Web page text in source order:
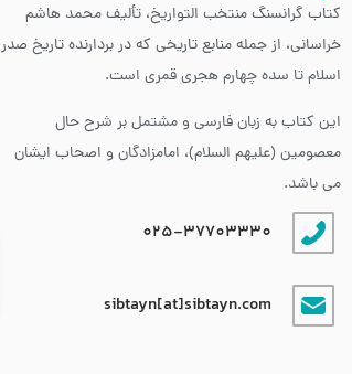
کتاب گرانسنگ منتخب التواريخ، تألیف محمد هاشم
خراسانی، از جمله منابع تاریخی که در بردارنده تاریخ صدر
اسلام تا سده چهارم هجری قمری است.
این کتاب به زبان فارسی و مشتمل بر شرح حال
معصومین (علیهم السلام)، امامزادگان و اصحاب ایشان
می باشد.
025-37703330
sibtayn[at]sibtayn.com